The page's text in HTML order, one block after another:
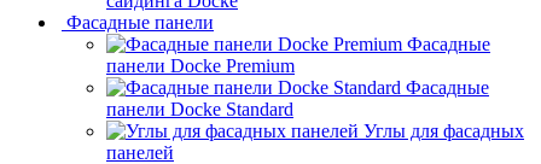
Фасадные панели
Фасадные
панели Docke Premium
Фасадные
панели Docke Standard
Углы для фасадных
панелей